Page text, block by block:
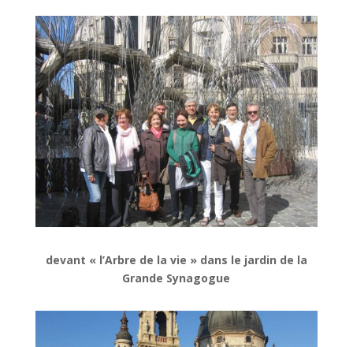
devant « l’Arbre de la vie » dans le jardin de la
Grande Synagogue